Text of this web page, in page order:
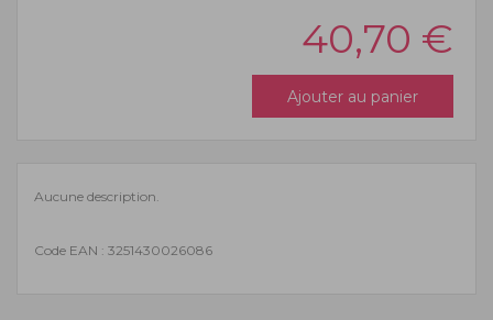
40,70 €
Ajouter au panier
Aucune description.
Code EAN : 3251430026086